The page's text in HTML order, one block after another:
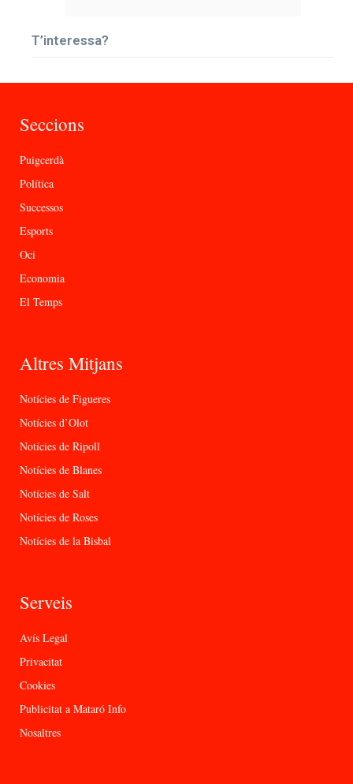
T’interessa?
Seccions
Puigcerdà
Política
Successos
Esports
Oci
Economia
El Temps
Altres Mitjans
Notícies de Figueres
Notícies d’Olot
Notícies de Ripoll
Notícies de Blanes
Notícies de Salt
Notícies de Roses
Notícies de la Bisbal
Serveis
Avís Legal
Privacitat
Cookies
Publicitat a Mataró Info
Nosaltres